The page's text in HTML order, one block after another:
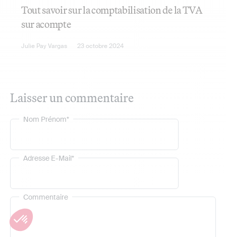
Tout savoir sur la comptabilisation de la TVA
sur acompte
Julie Pay Vargas 23 octobre 2024
Laisser un commentaire
Commentaire
Nom Prénom*
Adresse E-Mail*